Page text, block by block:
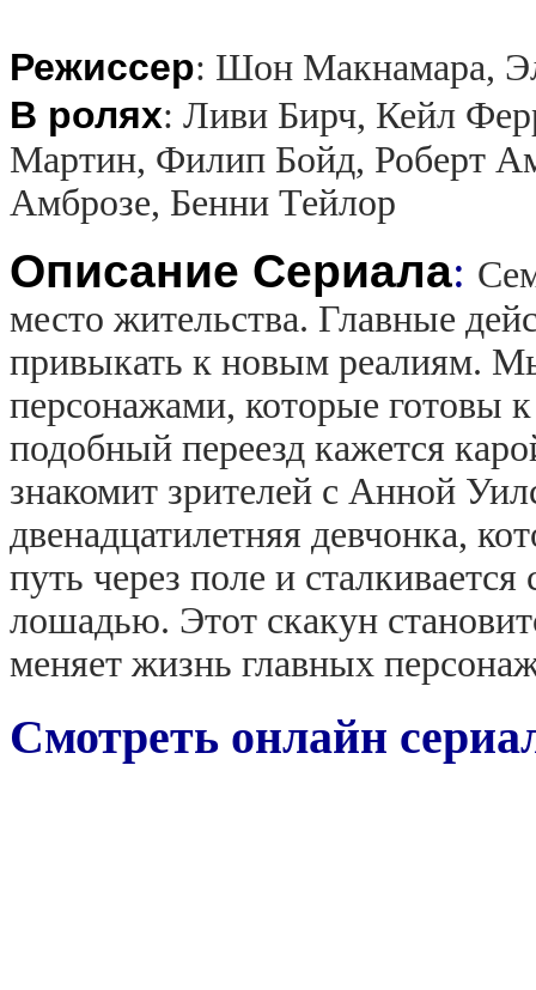
Режиссер: Шон Макнамара,
В ролях: Ливи Бирч, Кейл
Мартин, Филип Бойд, Роберт
Амброзе, Бенни Тейлор
Описание Сериала:
место жительства. Главные
привыкать к новым реалиям.
персонажами, которые готовы
подобный переезд кажется
знакомит зрителей с Анной
двенадцатилетняя девчонка,
путь через поле и
лошадью. Этот скакун
меняет жизнь главных
Смотреть онлайн